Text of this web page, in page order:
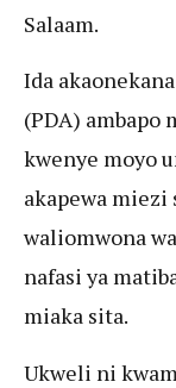
Salaam.
Ida
(PDA) ambapo
kwenye moyo
akapewa
waliomwona
nafasi ya
miaka sita.
Ukweli ni